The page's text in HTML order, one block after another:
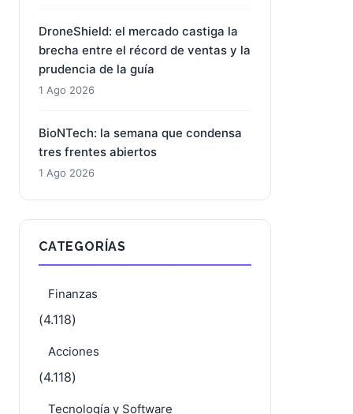
DroneShield: el mercado castiga la
brecha entre el récord de ventas y la
prudencia de la guía
1 Ago 2026
BioNTech: la semana que condensa
tres frentes abiertos
1 Ago 2026
CATEGORÍAS
Finanzas
(4.118)
Acciones
(4.118)
Tecnología y Software